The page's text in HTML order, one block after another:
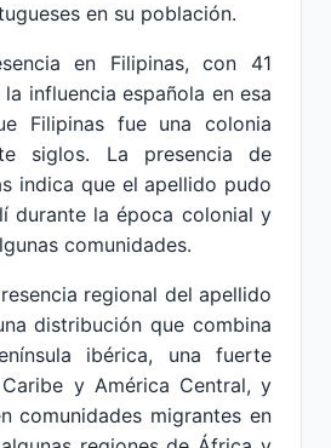
en su población.
en Filipinas, con 41
influencia española en esa
Filipinas fue una colonia
siglos. La presencia de
indica que el apellido pudo
durante la época colonial y
comunidades.
regional del apellido
distribución que combina
ibérica, una fuerte
y América Central, y
comunidades migrantes en